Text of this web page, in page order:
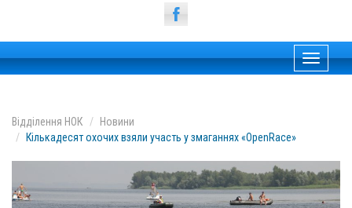
Toggle
Відділення НОК
Новини
Кількадесят охочих взяли участь у змаганнях «OpenRace»